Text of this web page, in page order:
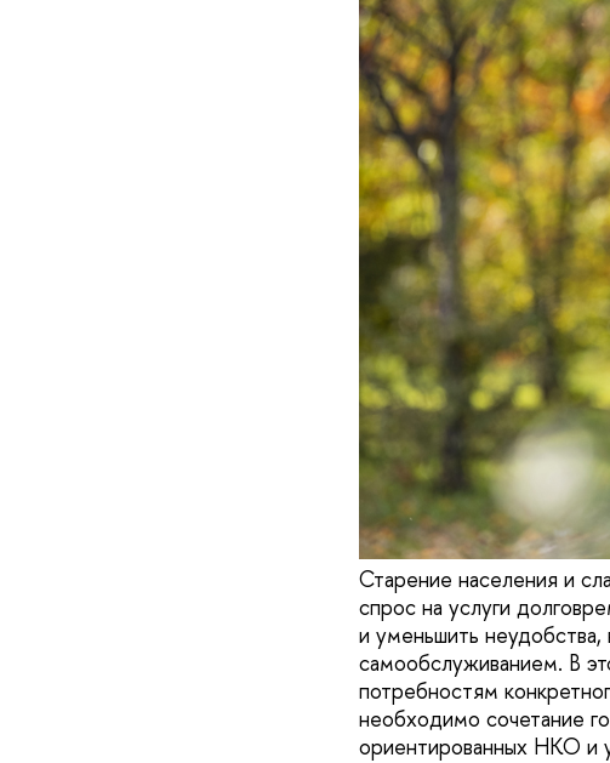
Старение населения и
спрос на услуги
и уменьшить
самообслуживанием. В
потребностям
необходимо сочетание
ориентированных НКО и